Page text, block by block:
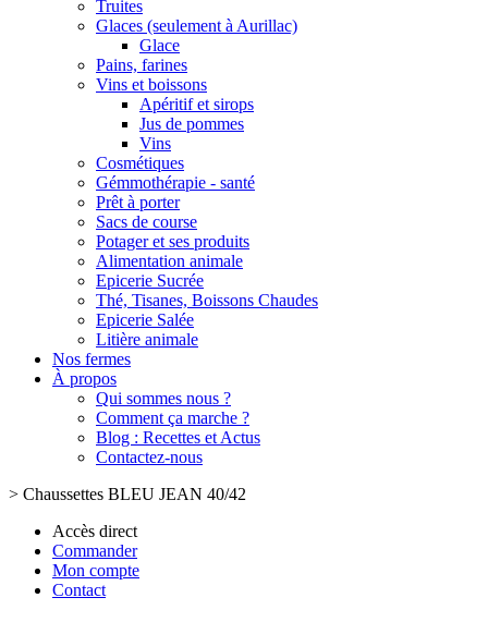
Truites
Glaces (seulement à Aurillac)
Glace
Pains, farines
Vins et boissons
Apéritif et sirops
Jus de pommes
Vins
Cosmétiques
Gémmothérapie - santé
Prêt à porter
Sacs de course
Potager et ses produits
Alimentation animale
Epicerie Sucrée
Thé, Tisanes, Boissons Chaudes
Epicerie Salée
Litière animale
Nos fermes
À propos
Qui sommes nous ?
Comment ça marche ?
Blog : Recettes et Actus
Contactez-nous
> Chaussettes BLEU JEAN 40/42
Accès direct
Commander
Mon compte
Contact